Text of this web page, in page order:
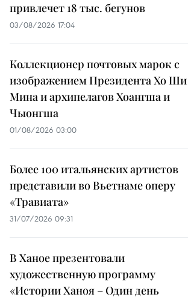
привлечет 18 тыс. бегунов
03/08/2026 17:04
Коллекционер почтовых марок с
изображением Президента Хо Ши
Мина и архипелагов Хоангша и
Чыонгша
01/08/2026 03:00
Более 100 итальянских артистов
представили во Вьетнаме оперу
«Травиата»
31/07/2026 09:31
В Ханое презентовали
художественную программу
«Истории Ханоя – Один день